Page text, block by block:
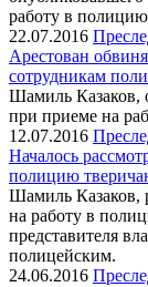
работу в
22.07.2016
Арестован
сотрудникам
Шамиль Казаков,
при приеме на
12.07.2016
Началось
полицию
Шамиль Казаков,
на работу в
представителя
полицейским.
24.06.2016